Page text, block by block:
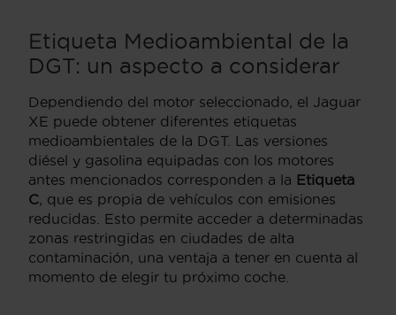
Etiqueta Medioambiental de la
DGT: un aspecto a considerar
Dependiendo del motor seleccionado, el Jaguar
XE puede obtener diferentes etiquetas
medioambientales de la DGT. Las versiones
diésel y gasolina equipadas con los motores
antes mencionados corresponden a la Etiqueta
C, que es propia de vehículos con emisiones
reducidas. Esto permite acceder a determinadas
zonas restringidas en ciudades de alta
contaminación, una ventaja a tener en cuenta al
momento de elegir tu próximo coche.